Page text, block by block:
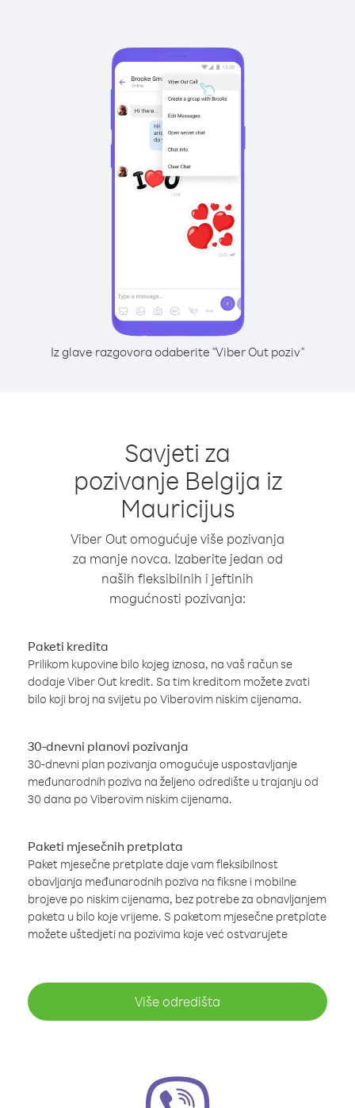
Iz glave razgovora odaberite "Viber Out poziv"
Savjeti za
pozivanje Belgija iz
Mauricijus
Viber Out omogućuje više pozivanja
za manje novca. Izaberite jedan od
naših fleksibilnih i jeftinih
mogućnosti pozivanja:
Paketi kredita
Prilikom kupovine bilo kojeg iznosa, na vaš račun se
dodaje Viber Out kredit. Sa tim kreditom možete zvati
bilo koji broj na svijetu po Viberovim niskim cijenama.
30-dnevni planovi pozivanja
30-dnevni plan pozivanja omogućuje uspostavljanje
međunarodnih poziva na željeno odredište u trajanju od
30 dana po Viberovim niskim cijenama.
Paketi mjesečnih pretplata
Paket mjesečne pretplate daje vam fleksibilnost
obavljanja međunarodnih poziva na fiksne i mobilne
brojeve po niskim cijenama, bez potrebe za obnavljanjem
paketa u bilo koje vrijeme. S paketom mjesečne pretplate
možete uštedjeti na pozivima koje već ostvarujete
Više odredišta